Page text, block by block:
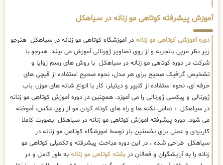
آموزش پیشرفته کوتاهی مو زنانه در سیاهکل
دوره آموزشی کوتاهی مو زنانه در آموزشگاه کوتاهی مو زنانه در سیاهکل هنرجو
زیر نظر مربی باتجربه و از روی تصاویر ژورنالی آموزش می بیند. هنرجو با
شرکت در دوره کوتاهی مو زنانه در سیاهکل با روش های رسم زوایا و
تشخیص گرافیک صحیح برای هر مدل، نحوه صحیح استفاده از قیچی های
حرفه ای، نحوه استفاده از کلیپر و دیتیلر، کار با انواع شانه های موزر، باب
ژورنالی و پیکسی ژورنالی را می آموزد. همچنین در دوره آموزش کوتاهی مو زنانه
در سیاهکل ، تمامی نکته ها و راه های کوتاه کردن مو از روی عکس، آموخته
می شود. دوره پیشرفته اموزش کوتاهی مو زنانه در سیاهکل بصورت کاملا
کاربردی و عملی برای نخستین بار توسط اموزشگاه کوتاهی مو زنانه در
سیاهکل طراحی شده ، در این دوره مباحث پیشرفته و تکمیلی کوتاهی مو
زنانه را به آرایشگران و فعالان در رشته کوتاهی مو زنانه به طور کامل و در